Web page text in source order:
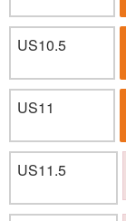
US10.5
US11
US11.5